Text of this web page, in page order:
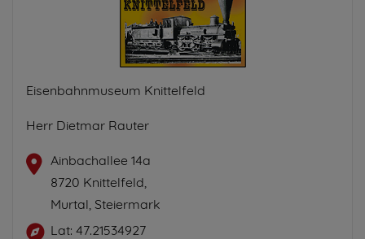
Eisenbahnmuseum Knittelfeld
Herr Dietmar Rauter
Ainbachallee 14a
8720 Knittelfeld,
Murtal, Steiermark
Lat: 47.21534927